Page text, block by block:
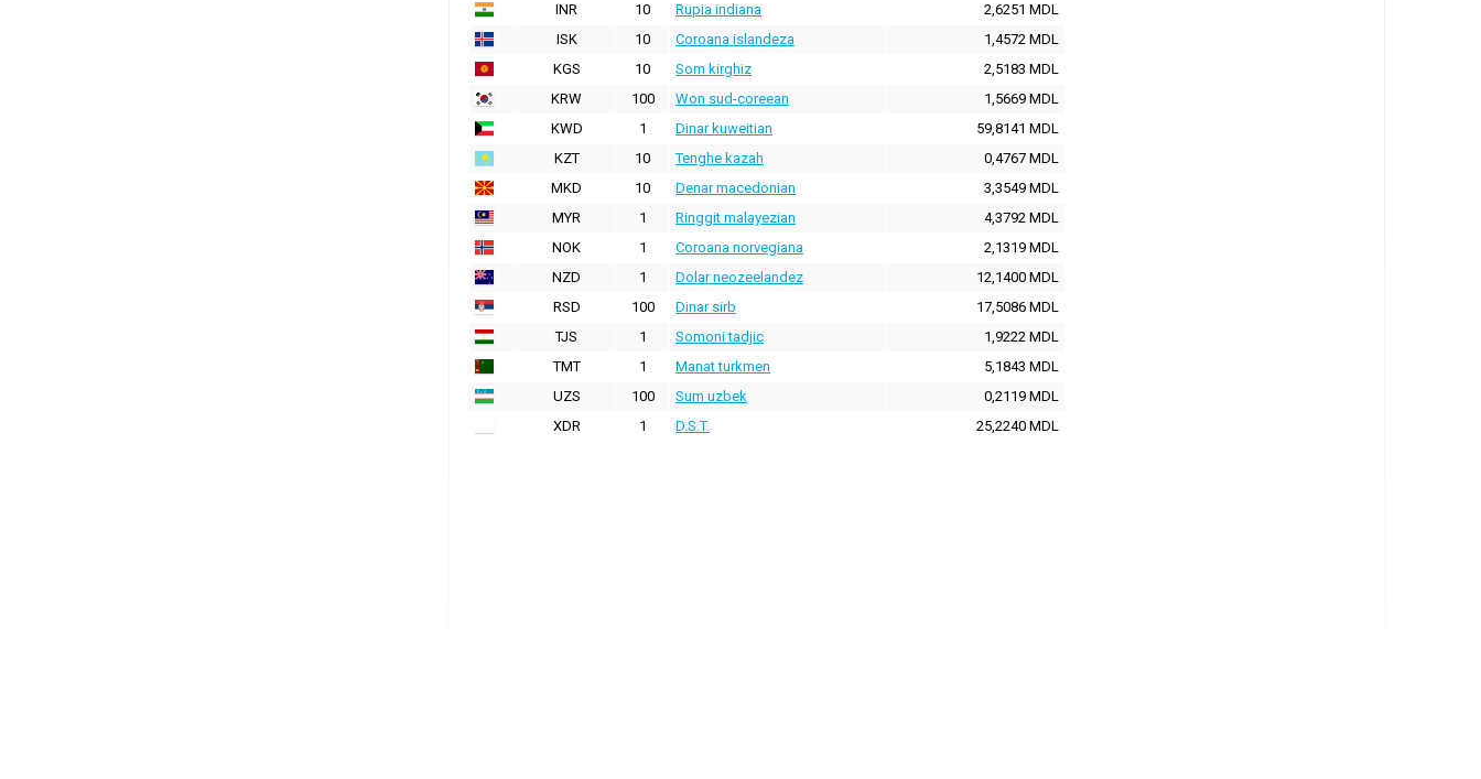
INR
10 Rupia indiana
2,6251 MDL
ISK
10 Coroana islandeza
1,4572 MDL
KGS
10 Som kirghiz
2,5183 MDL
KRW
100 Won sud-coreean
1,5669 MDL
KWD
1 Dinar kuweitian
59,8141 MDL
KZT
10 Tenghe kazah
0,4767 MDL
MKD
10 Denar macedonian
3,3549 MDL
MYR
1 Ringgit malayezian
4,3792 MDL
NOK
1 Coroana norvegiana
2,1319 MDL
NZD
1 Dolar neozeelandez
12,1400 MDL
RSD
100 Dinar sirb
17,5086 MDL
TJS
1 Somoni tadjic
1,9222 MDL
TMT
1 Manat turkmen
5,1843 MDL
UZS
100 Sum uzbek
0,2119 MDL
XDR
1 D.S.T. 25,2240 MDL